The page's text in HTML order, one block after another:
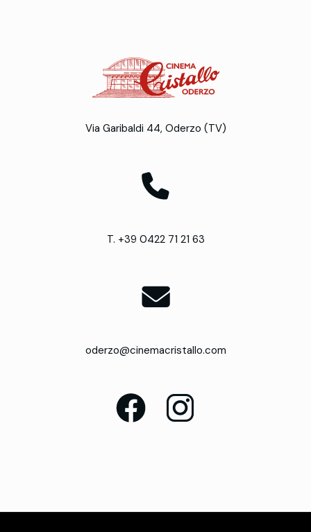
Via Garibaldi 44, Oderzo (TV)
T. +39 0422 71 21 63
oderzo@cinemacristallo.com